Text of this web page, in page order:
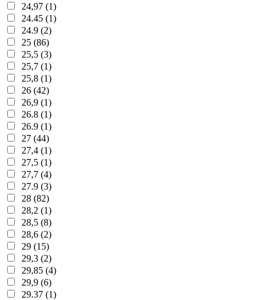
24,97 (1)
24.45 (1)
24.9 (2)
25 (86)
25,5 (3)
25,7 (1)
25,8 (1)
26 (42)
26,9 (1)
26.8 (1)
26.9 (1)
27 (44)
27,4 (1)
27,5 (1)
27,7 (4)
27.9 (3)
28 (82)
28,2 (1)
28,5 (8)
28,6 (2)
29 (15)
29,3 (2)
29,85 (4)
29,9 (6)
29.37 (1)